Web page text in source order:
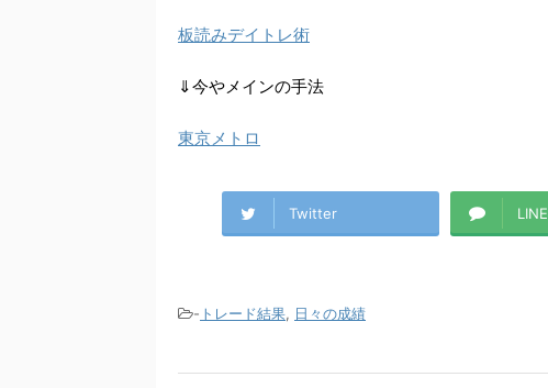
板読みデイトレ術
⇓今やメインの手法
東京メトロ
Twitter LINE
- トレード結果, 日々の成績